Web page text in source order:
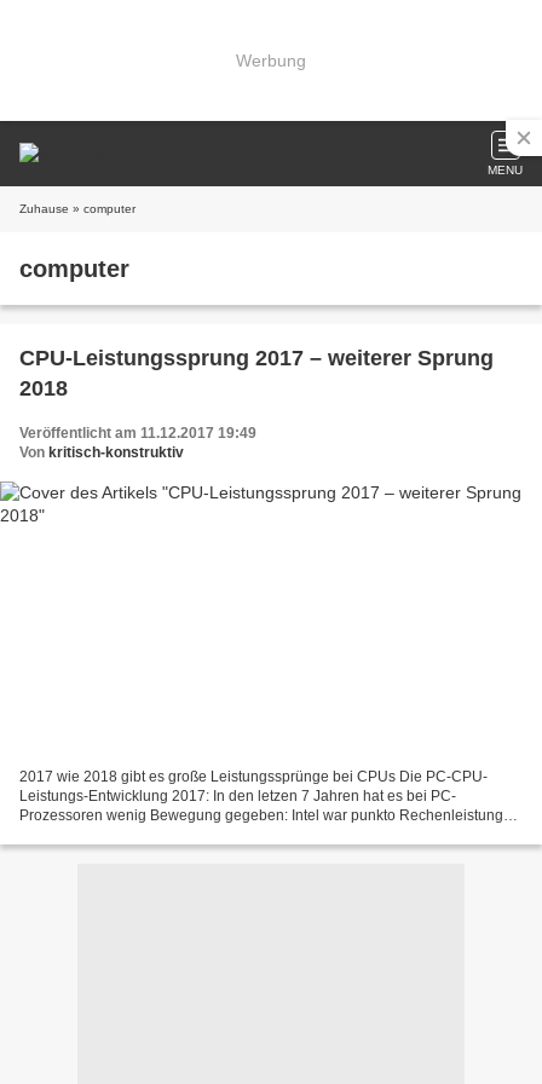
Werbung
MENU
Zuhause » computer
computer
CPU-Leistungssprung 2017 – weiterer Sprung
2018
Veröffentlicht am 11.12.2017 19:49
Von kritisch-konstruktiv
2017 wie 2018 gibt es große Leistungssprünge bei CPUs Die PC-CPU-
Leistungs-Entwicklung 2017: In den letzen 7 Jahren hat es bei PC-
Prozessoren wenig Bewegung gegeben: Intel war punkto Rechenleistung